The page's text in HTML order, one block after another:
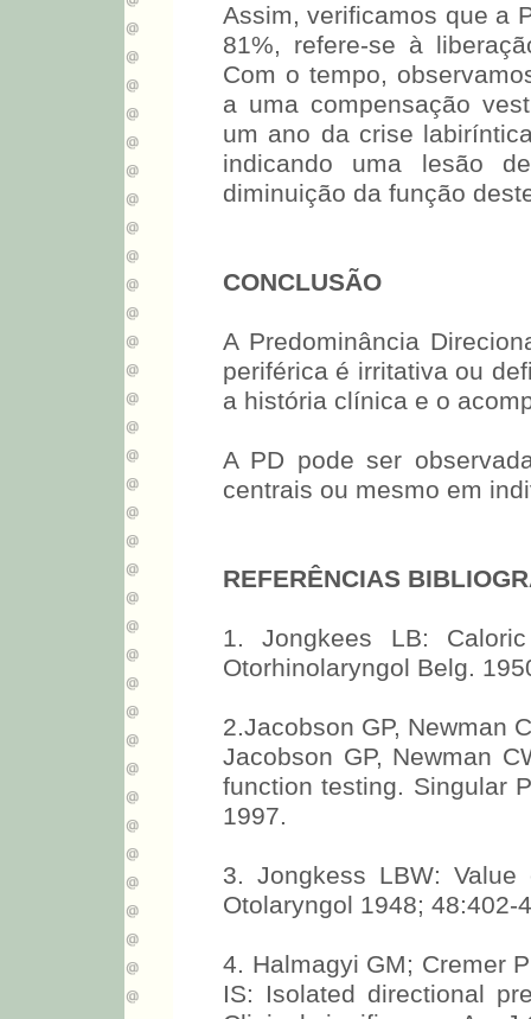
Assim, verificamos que a
81%, refere-se à
Com o tempo,
a uma compensação
um ano da crise
indicando uma lesão
diminuição da função
CONCLUSÃO
A Predominância
periférica é irritativa ou
a história clínica e o
A PD pode ser
centrais ou mesmo em
REFERÊNCIAS
1. Jongkees LB:
Otorhinolaryngol Belg.
2.Jacobson GP, Newman
Jacobson GP, Newman
function testing. Singular
1997.
3. Jongkess LBW:
Otolaryngol 1948; 48:402-
4. Halmagyi GM; Cremer
IS: Isolated directional